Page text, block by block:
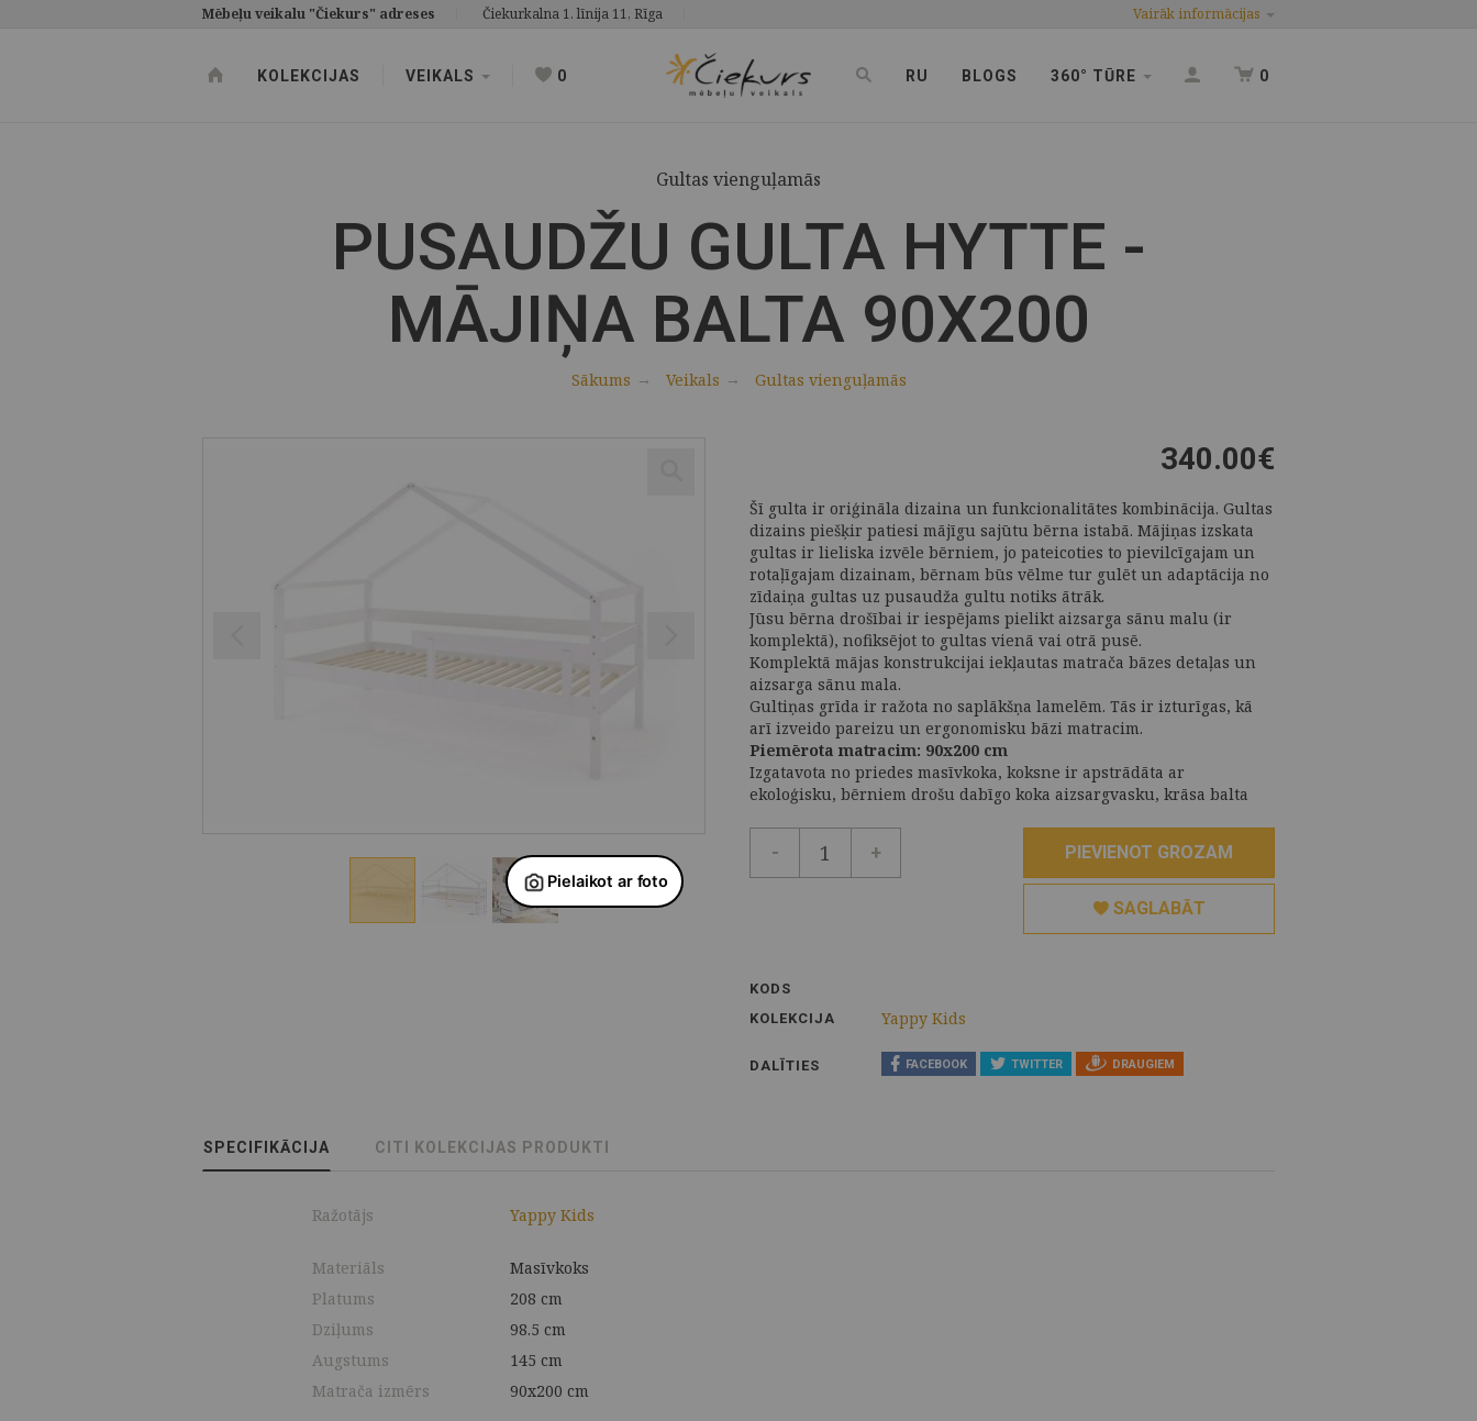
Vairāk informācijas
Mēbeļu veikalu "Čiekurs" adreses Čiekurkalna 1. līnija 11, Rīga
KOLEKCIJAS VEIKALS 0 RU BLOGS 360° TŪRE 0
Gultas vienguļamās
PUSAUDŽU GULTA HYTTE -
MĀJIŅA BALTA 90X200
Sākums Veikals Gultas vienguļamās
340.00€
Šī gulta ir oriģināla dizaina un funkcionalitātes kombinācija. Gultas
dizains piešķir patiesi mājīgu sajūtu bērna istabā. Mājiņas izskata
gultas ir lieliska izvēle bērniem, jo pateicoties to pievilcīgajam un
rotaļīgajam dizainam, bērnam būs vēlme tur gulēt un adaptācija no
zīdaiņa gultas uz pusaudža gultu notiks ātrāk.
Jūsu bērna drošībai ir iespējams pielikt aizsarga sānu malu (ir
komplektā), nofiksējot to gultas vienā vai otrā pusē.
Komplektā mājas konstrukcijai iekļautas matrača bāzes detaļas un
aizsarga sānu mala.
Gultiņas grīda ir ražota no saplākšņa lamelēm. Tās ir izturīgas, kā
arī izveido pareizu un ergonomisku bāzi matracim.
Piemērota matracim: 90x200 cm
Izgatavota no priedes masīvkoka, koksne ir apstrādāta ar
ekoloģisku, bērniem drošu dabīgo koka aizsargvasku, krāsa balta
- + PIEVIENOT GROZAM
SAGLABĀT
KODS
KOLEKCIJA
Yappy Kids
DALĪTIES FACEBOOK TWITTER DRAUGIEM
SPECIFIKĀCIJA CITI KOLEKCIJAS PRODUKTI
Ražotājs Yappy Kids
Materiāls
Masīvkoks
Platums
208 cm
Dziļums
98.5 cm
Augstums
145 cm
Matrača izmērs
90x200 cm